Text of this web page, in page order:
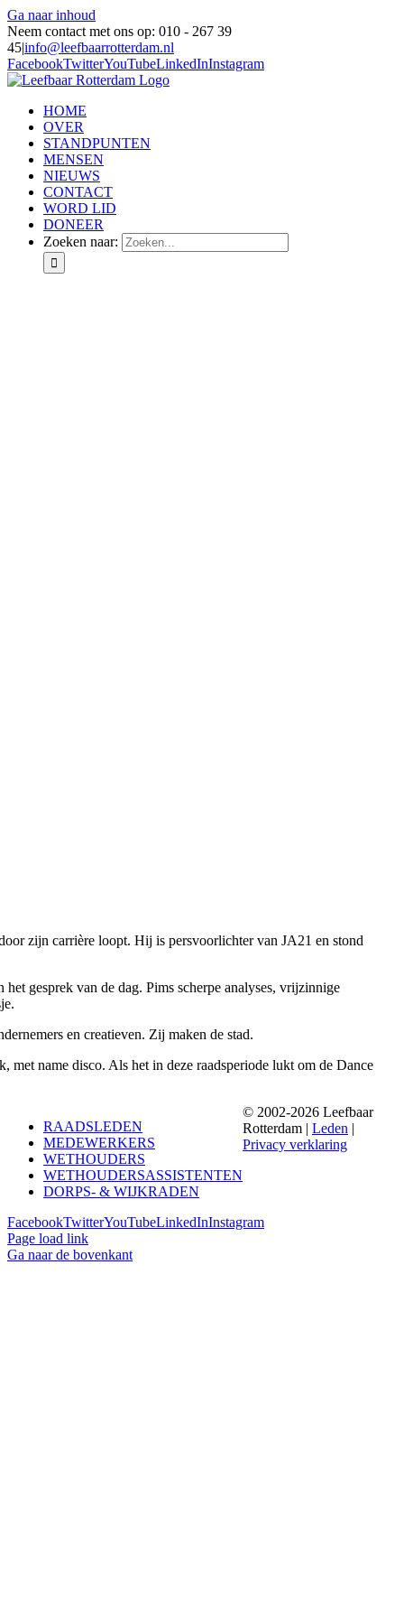
Ga naar inhoud
Neem contact met ons op: 010 - 267 39
45|info@leefbaarrotterdam.nl
FacebookTwitterYouTubeLinkedInInstagram
HOME
OVER
STANDPUNTEN
MENSEN
NIEUWS
CONTACT
WORD LID
DONEER
Zoeken naar:
zijn carrière loopt. Hij is persvoorlichter van JA21 en stond
gesprek van de dag. Pims scherpe analyses, vrijzinnige
en creatieven. Zij maken de stad.
name disco. Als het in deze raadsperiode lukt om de Dance
RAADSLEDEN
MEDEWERKERS
WETHOUDERS
WETHOUDERSASSISTENTEN
DORPS- & WIJKRADEN
© 2002-2026 Leefbaar
Rotterdam | Leden |
Privacy verklaring
FacebookTwitterYouTubeLinkedInInstagram
Page load link
Ga naar de bovenkant